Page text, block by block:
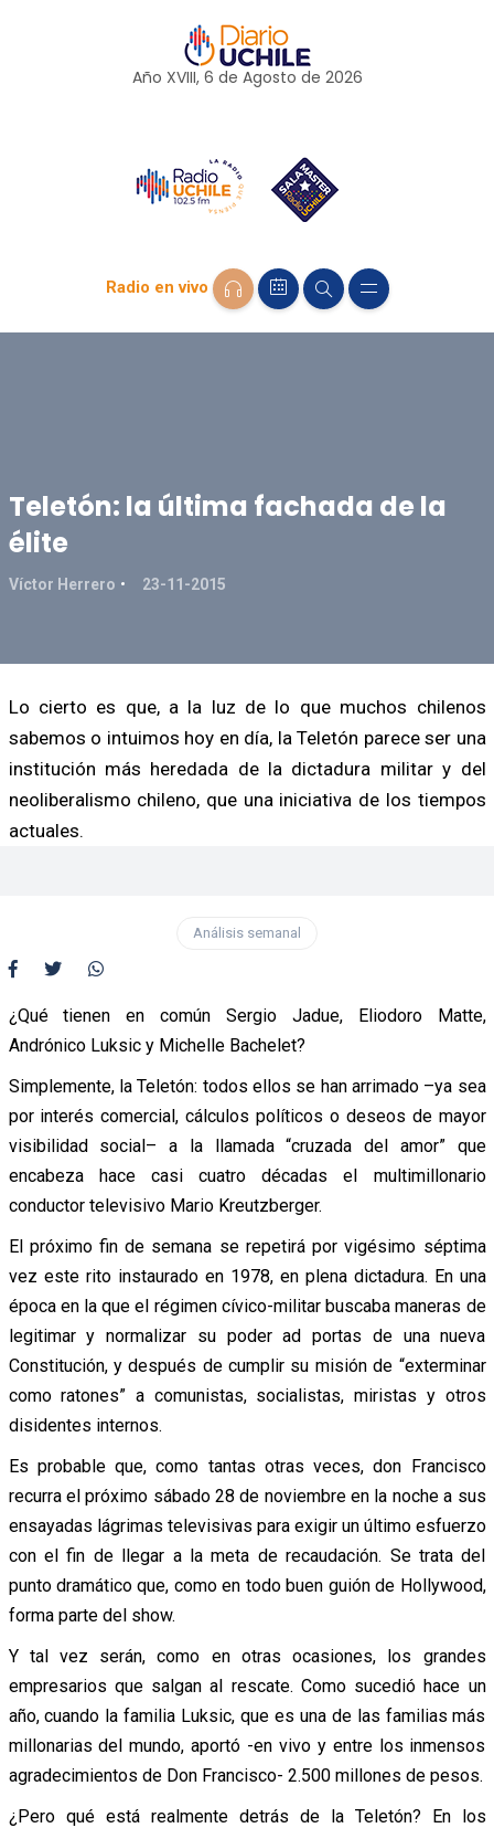
Año XVIII, 6 de Agosto de 2026
Radio en vivo
Teletón: la última fachada de la
élite
Víctor Herrero 23-11-2015
Lo cierto es que, a la luz de lo que muchos chilenos
sabemos o intuimos hoy en día, la Teletón parece ser una
institución más heredada de la dictadura militar y del
neoliberalismo chileno, que una iniciativa de los tiempos
actuales.
Análisis semanal
¿Qué tienen en común Sergio Jadue, Eliodoro Matte,
Andrónico Luksic y Michelle Bachelet?
Simplemente, la Teletón: todos ellos se han arrimado –ya sea
por interés comercial, cálculos políticos o deseos de mayor
visibilidad social– a la llamada “cruzada del amor” que
encabeza hace casi cuatro décadas el multimillonario
conductor televisivo Mario Kreutzberger.
El próximo fin de semana se repetirá por vigésimo séptima
vez este rito instaurado en 1978, en plena dictadura. En una
época en la que el régimen cívico-militar buscaba maneras de
legitimar y normalizar su poder ad portas de una nueva
Constitución, y después de cumplir su misión de “exterminar
como ratones” a comunistas, socialistas, miristas y otros
disidentes internos.
Es probable que, como tantas otras veces, don Francisco
recurra el próximo sábado 28 de noviembre en la noche a sus
ensayadas lágrimas televisivas para exigir un último esfuerzo
con el fin de llegar a la meta de recaudación. Se trata del
punto dramático que, como en todo buen guión de Hollywood,
forma parte del show.
Y tal vez serán, como en otras ocasiones, los grandes
empresarios que salgan al rescate. Como sucedió hace un
año, cuando la familia Luksic, que es una de las familias más
millonarias del mundo, aportó -en vivo y entre los inmensos
agradecimientos de Don Francisco- 2.500 millones de pesos.
¿Pero qué está realmente detrás de la Teletón? En los